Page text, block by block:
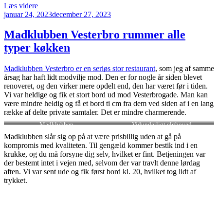
Læs videre“Llama
er
peruvianske
lækre
bud
tapas”
Udgivet
januar 24, 2023december 27, 2023
Madklubben Vesterbro rummer alle
typer køkken
Madklubben Vesterbro er en seriøs stor restaurant, som jeg af samme
årsag har haft lidt modvilje mod. Den er for nogle år siden blevet
renoveret, og den virker mere opdelt end, den har været før i tiden.
Vi var heldige og fik et stort bord ud mod Vesterbrogade. Man kan
være mindre heldig og få et bord ti cm fra dem ved siden af i en lang
række af delte private samtaler. Det er mindre charmerende.
Madklubben Vidunderligt elghoved
Madklubben slår sig op på at være prisbillig uden at gå på
kompromis med kvaliteten. Til gengæld kommer bestik ind i en
krukke, og du må forsyne dig selv, hvilket er fint. Betjeningen var
der bestemt intet i vejen med, selvom der var travlt denne lørdag
aften. Vi var sent ude og fik først bord kl. 20, hvilket tog lidt af
trykket.